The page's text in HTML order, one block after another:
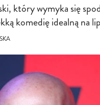
który wymyka się
komedię idealną na